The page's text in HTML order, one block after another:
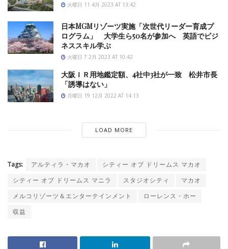
火曜日 11 4月 2023 AT 13:42
日本MGMリゾーツ実施「次世代リーダー育成プ
ログラム」 大学生ら50名が参加へ 英語でビジ
ネススキル学ぶ
火曜日 7 2月 2023 AT 10:42
大阪ＩＲ用地鑑定額、4社中3社が一致 松井市長
「誘導はない」
月曜日 19 12月 2022 AT 14:13
LOAD MORE
Tags: アルティラ・マカオ
シティー オブ ドリームス マカオ
シティー オブ ドリームス マニラ
スタジオシティ
マカオ
メルコリゾーツ＆エンターテインメント
ローレンス・ホー
収益